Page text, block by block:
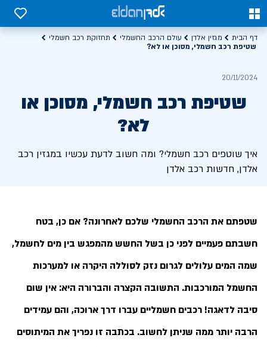
0
0
דף הבית מגזין אלדן עולם הרכב החשמלי
תחזוקת רכב חשמלי
שטיפת רכב חשמלי, מסוכן או לא?
20/11/2024
שטיפת רכב חשמלי, מסוכן או
לא?
איך שוטפים רכב חשמלי? ומה חשוב לדעת עכשיו במגזין רכב
אלדן, חדשות רכב אלדן
שטפתם את הרכב החשמלי שלכם לאחרונה? אם כן, בטח
חשבתם פעמיים לפני כן בשל החשש מהמפגש בין מים לחשמל,
שמה המים עלולים לגרום נזק לסוללה היקרה או למערכות
החשמל המורכבות. התשובה הקצרה והברורה היא: אין שום
סיבה לדאגה! רכבים חשמליים עברו דרך ארוכה, והם עמידים
הרבה יותר ממה שניתן לחשוב. בכתבה זו נפריך את המיתוסים